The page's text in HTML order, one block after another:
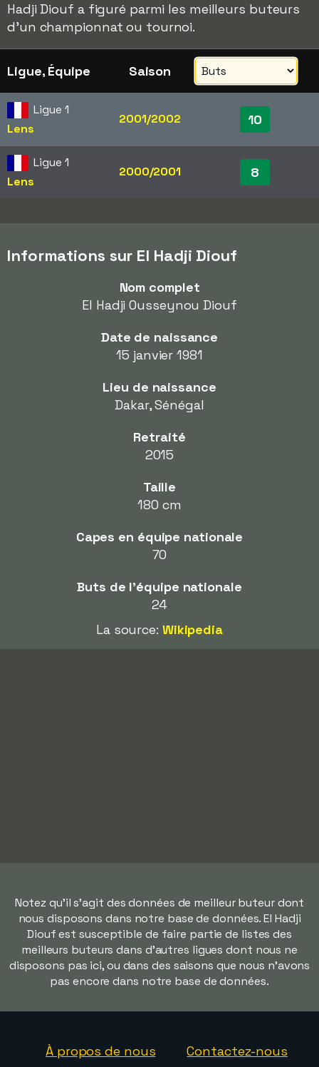
Hadji Diouf a figuré parmi les meilleurs buteurs
d'un championnat ou tournoi.
Ligue, Équipe Saison
Ligue 1
Lens
2001/2002 10
Ligue 1
Lens
2000/2001 8
Informations sur El Hadji Diouf
Nom complet
El Hadji Ousseynou Diouf
Date de naissance
15 janvier 1981
Lieu de naissance
Dakar, Sénégal
Retraité
2015
Taille
180 cm
Capes en équipe nationale
70
Buts de l'équipe nationale
24
La source: Wikipedia
Notez qu'il s'agit des données de meilleur buteur dont
nous disposons dans notre base de données. El Hadji
Diouf est susceptible de faire partie de listes des
meilleurs buteurs dans d'autres ligues dont nous ne
disposons pas ici, ou dans des saisons que nous n'avons
pas encore dans notre base de données.
À propos de nous Contactez-nous